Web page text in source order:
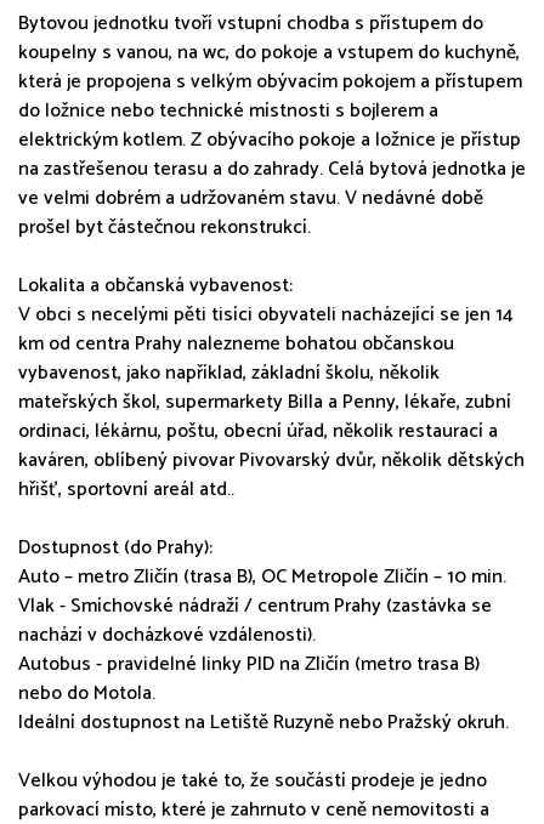
Bytovou jednotku tvoří vstupní chodba s přístupem do
koupelny s vanou, na wc, do pokoje a vstupem do kuchyně,
která je propojena s velkým obývacím pokojem a přístupem
do ložnice nebo technické místnosti s bojlerem a
elektrickým kotlem. Z obývacího pokoje a ložnice je přístup
na zastřešenou terasu a do zahrady. Celá bytová jednotka je
ve velmi dobrém a udržovaném stavu. V nedávné době
prošel byt částečnou rekonstrukcí.
Lokalita a občanská vybavenost:
V obci s necelými pěti tisíci obyvateli nacházející se jen 14
km od centra Prahy nalezneme bohatou občanskou
vybavenost, jako například, základní školu, několik
mateřských škol, supermarkety Billa a Penny, lékaře, zubní
ordinaci, lékárnu, poštu, obecní úřad, několik restaurací a
kaváren, oblíbený pivovar Pivovarský dvůr, několik dětských
hřišť, sportovní areál atd..
Dostupnost (do Prahy):
Auto – metro Zličín (trasa B), OC Metropole Zličín – 10 min.
Vlak - Smíchovské nádraží / centrum Prahy (zastávka se
nachází v docházkové vzdálenosti).
Autobus - pravidelné linky PID na Zličín (metro trasa B)
nebo do Motola.
Ideální dostupnost na Letiště Ruzyně nebo Pražský okruh.
Velkou výhodou je také to, že součástí prodeje je jedno
parkovací místo, které je zahrnuto v ceně nemovitosti a